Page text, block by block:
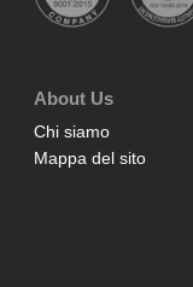
About Us
Chi siamo
Mappa del sito